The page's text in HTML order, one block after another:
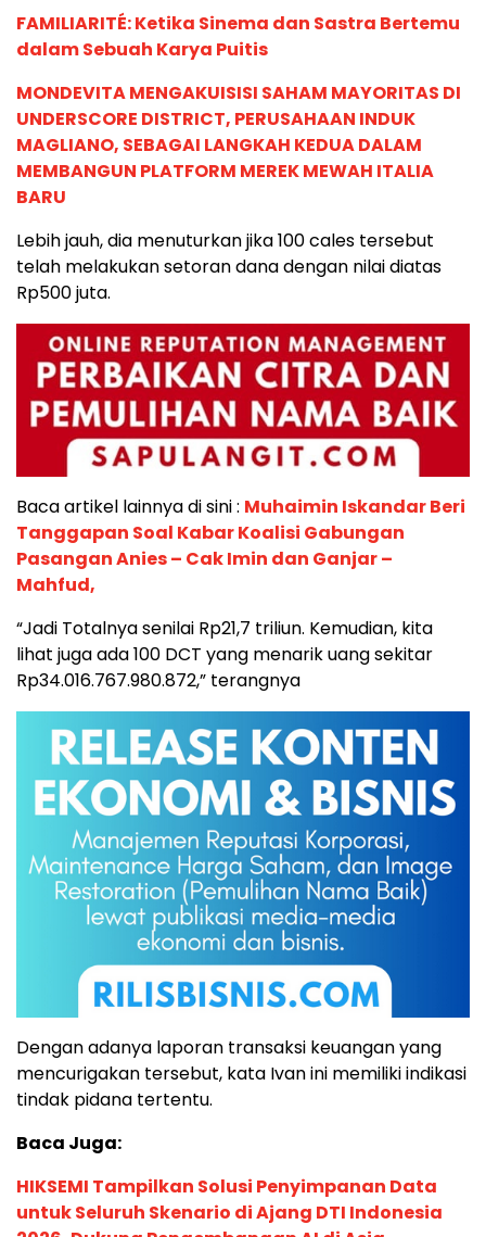
FAMILIARITÉ: Ketika Sinema dan Sastra Bertemu
dalam Sebuah Karya Puitis
MONDEVITA MENGAKUISISI SAHAM MAYORITAS DI
UNDERSCORE DISTRICT, PERUSAHAAN INDUK
MAGLIANO, SEBAGAI LANGKAH KEDUA DALAM
MEMBANGUN PLATFORM MEREK MEWAH ITALIA
BARU
Lebih jauh, dia menuturkan jika 100 cales tersebut
telah melakukan setoran dana dengan nilai diatas
Rp500 juta.
Baca artikel lainnya di sini : Muhaimin Iskandar Beri
Tanggapan Soal Kabar Koalisi Gabungan
Pasangan Anies – Cak Imin dan Ganjar –
Mahfud,
“Jadi Totalnya senilai Rp21,7 triliun. Kemudian, kita
lihat juga ada 100 DCT yang menarik uang sekitar
Rp34.016.767.980.872,” terangnya
Dengan adanya laporan transaksi keuangan yang
mencurigakan tersebut, kata Ivan ini memiliki indikasi
tindak pidana tertentu.
Baca Juga:
HIKSEMI Tampilkan Solusi Penyimpanan Data
untuk Seluruh Skenario di Ajang DTI Indonesia